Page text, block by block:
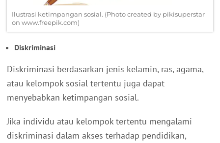
Ilustrasi ketimpangan sosial. (Photo created by pikisuperstar
on www.freepik.com)
Diskriminasi
Diskriminasi berdasarkan jenis kelamin, ras, agama,
atau kelompok sosial tertentu juga dapat
menyebabkan ketimpangan sosial.
Jika individu atau kelompok tertentu mengalami
diskriminasi dalam akses terhadap pendidikan,